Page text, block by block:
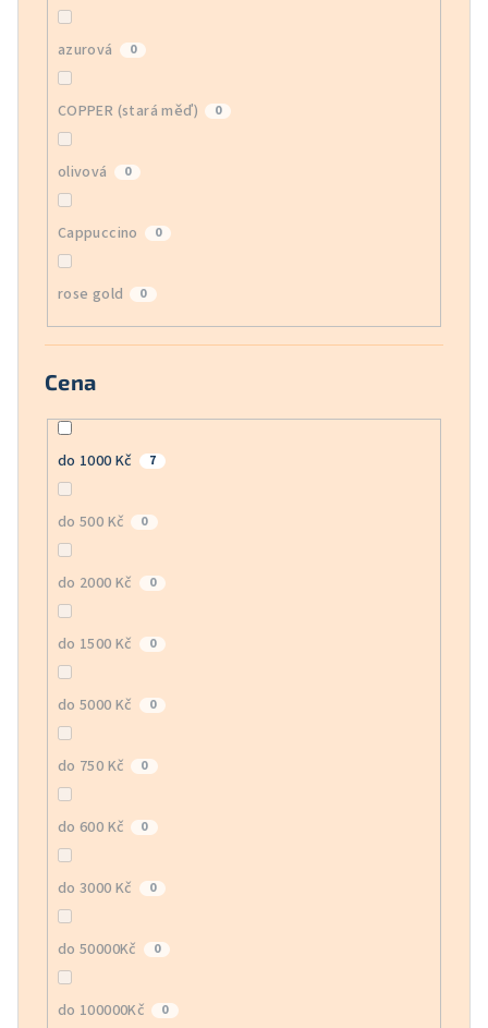
azurová 0
COPPER (stará měď) 0
olivová 0
Cappuccino 0
rose gold 0
Cena
do 1000 Kč 7
do 500 Kč 0
do 2000 Kč 0
do 1500 Kč 0
do 5000 Kč 0
do 750 Kč 0
do 600 Kč 0
do 3000 Kč 0
do 50000Kč 0
do 100000Kč 0